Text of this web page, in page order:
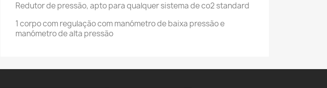
Redutor de pressão, apto para qualquer sistema de co2 standard
1 corpo com regulação com manómetro de baixa pressão e
manómetro de alta pressão